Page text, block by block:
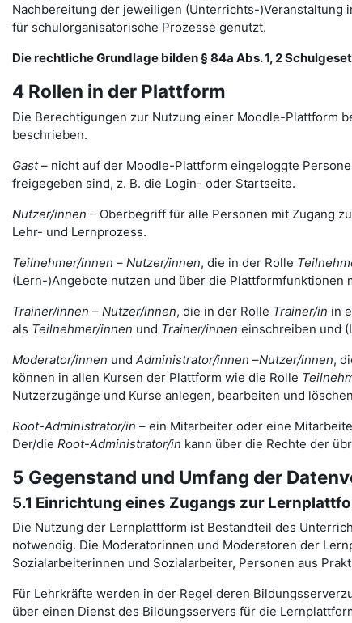
Nachbereitung der jeweiligen (Unterrichts-)Veranstaltung
für schulorganisatorische Prozesse genutzt.
Die rechtliche Grundlage bilden § 84a Abs. 1, 2
4 Rollen in der Plattform
Die Berechtigungen zur Nutzung einer Moodle-Plattform
beschrieben.
Gast– nicht auf der Moodle-Plattform eingeloggte
freigegeben sind, z. B. die Login- oder Startseite.
Nutzer/innen – Oberbegriff für alle Personen mit Zugang
Lehr- und Lernprozess.
Teilnehmer/innen – Nutzer/innen, die in der Rolle
(Lern-)Angebote nutzen und über die Plattformfunktionen
Trainer/innen – Nutzer/innen, die in der Rolle Trainer/in in
als Teilnehmer/innen und Trainer/innen einschreiben und
Moderator/innen und Administrator/innen –Nutzer/innen,
können in allen Kursen der Plattform wie die Rolle
Nutzerzugänge und Kurse anlegen, bearbeiten und
Root-Administrator/in – ein Mitarbeiter oder eine
Der/die Root-Administrator/in kann über die Rechte der
5 Gegenstand und Umfang der
5.1 Einrichtung eines Zugangs zur
Die Nutzung der Lernplattform ist Bestandteil des
notwendig. Die Moderatorinnen und Moderatoren der
Sozialarbeiterinnen und Sozialarbeiter, Personen aus
Für Lehrkräfte werden in der Regel deren
über einen Dienst des Bildungsservers für die